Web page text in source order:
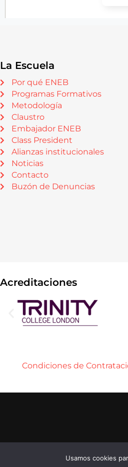
La Escuela
Por qué ENEB
Programas Formativos
Metodología
Claustro
Embajador ENEB
Class President
Alianzas institucionales
Noticias
Contacto
Buzón de Denuncias
Acreditaciones
Condiciones de
Usamos cookies